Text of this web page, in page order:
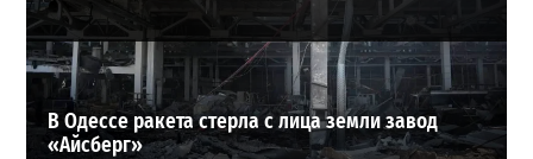
В Одессе ракета стерла с лица земли завод
«Айсберг»